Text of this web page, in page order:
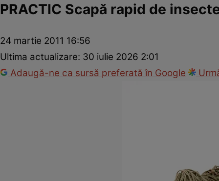
PRACTIC Scapă rapid de
24 martie 2011 16:56
Ultima actualizare: 30 iulie 2026 2:01
Adaugă-ne ca sursă preferată în Google